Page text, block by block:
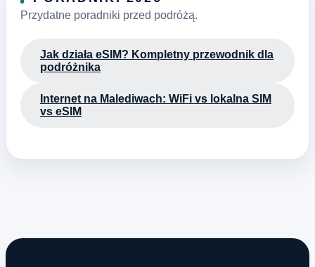
Przydatne poradniki przed podróżą.
Jak działa eSIM? Kompletny przewodnik dla
podróżnika
Internet na Malediwach: WiFi vs lokalna SIM
vs eSIM